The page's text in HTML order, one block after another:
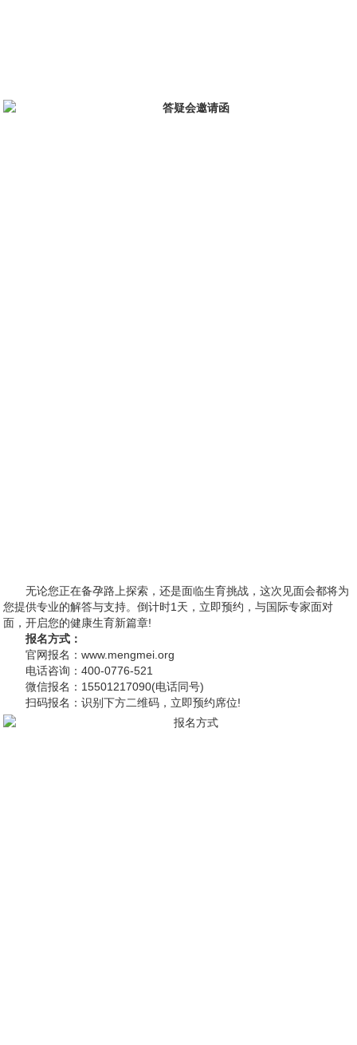
无论您正在备孕路上探索，还是面临生育挑战，这次见面会都将为
您提供专业的解答与支持。倒计时1天，立即预约，与国际专家面对
面，开启您的健康生育新篇章!
报名方式：
官网报名：www.mengmei.org
电话咨询：400-0776-521
微信报名：15501217090(电话同号)
扫码报名：识别下方二维码，立即预约席位!